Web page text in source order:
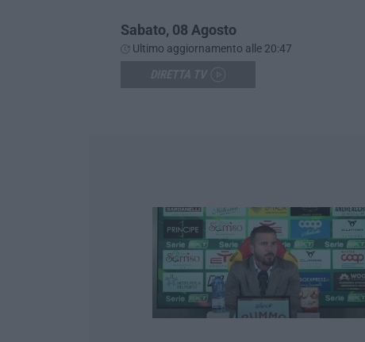
Sabato, 08 Agosto
Ultimo aggiornamento alle 20:47